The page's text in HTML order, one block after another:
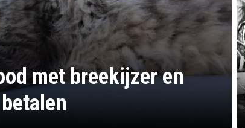
met breekijzer en